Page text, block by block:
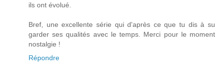
ils ont évolué.
Bref, une excellente série qui d'après ce que tu dis à su
garder ses qualités avec le temps. Merci pour le moment
nostalgie !
Répondre